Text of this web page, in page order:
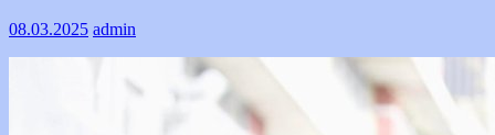
08.03.2025 admin